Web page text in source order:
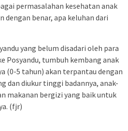
permasalahan kesehatan anak
dengan benar, apa keluhan dari
yang belum disadari oleh para
Posyandu, tumbuh kembang anak
(0-5 tahun) akan terpantau dengan
dan diukur tinggi badannya, anak-
makanan bergizi yang baik untuk
(fjr)